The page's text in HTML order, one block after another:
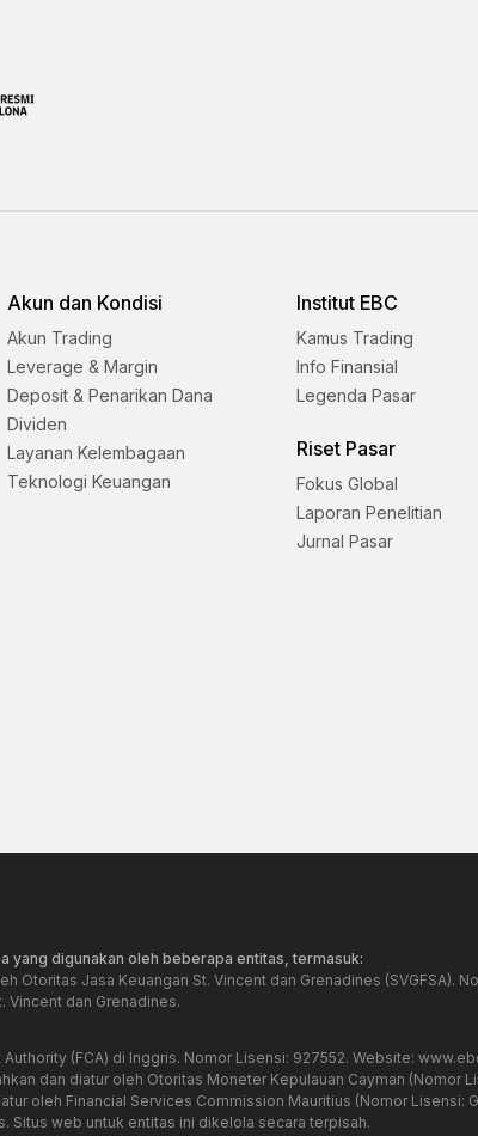
Akun dan Kondisi
Akun Trading
Leverage & Margin
Deposit & Penarikan Dana
Dividen
Layanan Kelembagaan
Teknologi Keuangan
Institut EBC
Kamus Trading
Info Finansial
Legenda Pasar
Riset Pasar
Fokus Global
Laporan Penelitian
Jurnal Pasar
yang digunakan oleh beberapa entitas, termasuk:
Otoritas Jasa Keuangan St. Vincent dan Grenadines
Vincent dan Grenadines.
(FCA) di Inggris. Nomor Lisensi: 927552. Website:
dan diatur oleh Otoritas Moneter Kepulauan Cayman (Nomor
oleh Financial Services Commission Mauritius (Nomor
Situs web untuk entitas ini dikelola secara terpisah.